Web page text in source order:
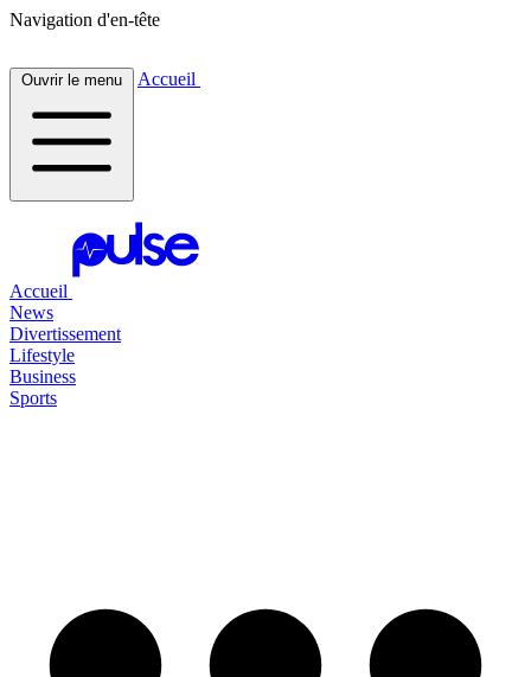
Navigation d'en-tête
Ouvrir le menu Accueil
Accueil
News
Divertissement
Lifestyle
Business
Sports